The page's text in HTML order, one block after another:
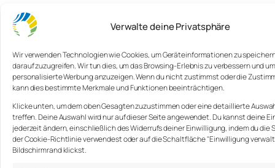
Verwalte deine Privatsphäre
Wir verwenden Technologien wie Cookies, um Geräteinformationen zu
darauf zuzugreifen. Wir tun dies, um das Browsing-Erlebnis zu verbessern und
personalisierte Werbung anzuzeigen. Wenn du nicht zustimmst oder die
kann dies bestimmte Merkmale und Funktionen beeinträchtigen.
Klicke unten, um dem oben Gesagten zuzustimmen oder eine detaillierte
treffen. Deine Auswahl wird nur auf dieser Seite angewendet. Du kannst deine
jederzeit ändern, einschließlich des Widerrufs deiner Einwilligung, indem du die
der Cookie-Richtlinie verwendest oder auf die Schaltfläche "Einwilligung
Bildschirmrand klickst.
die Tatsache, dass es eine der
positivsten, lebensbejahenden
und unglaublichen Erfahrungen
sein kann […] Derjenige fängt an
sich wirklich auf sein Leben zu
fokussieren, auf das, was ihm
wichtig ist.
Was könnte schrecklicher sein, als eine